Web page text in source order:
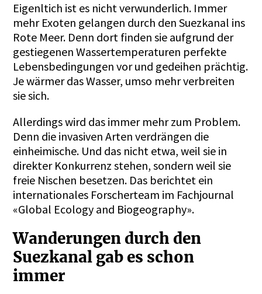
Eigenltich ist es nicht verwunderlich. Immer
mehr Exoten gelangen durch den Suezkanal ins
Rote Meer. Denn dort finden sie aufgrund der
gestiegenen Wassertemperaturen perfekte
Lebensbedingungen vor und gedeihen prächtig.
Je wärmer das Wasser, umso mehr verbreiten
sie sich.
Allerdings wird das immer mehr zum Problem.
Denn die invasiven Arten verdrängen die
einheimische. Und das nicht etwa, weil sie in
direkter Konkurrenz stehen, sondern weil sie
freie Nischen besetzen. Das berichtet ein
internationales Forscherteam im Fachjournal
«Global Ecology and Biogeography».
Wanderungen durch den
Suezkanal gab es schon
immer